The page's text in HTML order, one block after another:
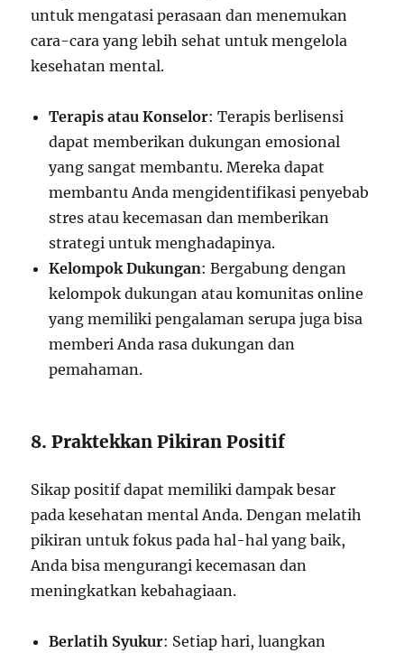
untuk mengatasi perasaan dan menemukan
cara-cara yang lebih sehat untuk mengelola
kesehatan mental.
Terapis atau Konselor: Terapis berlisensi
dapat memberikan dukungan emosional
yang sangat membantu. Mereka dapat
membantu Anda mengidentifikasi penyebab
stres atau kecemasan dan memberikan
strategi untuk menghadapinya.
Kelompok Dukungan: Bergabung dengan
kelompok dukungan atau komunitas online
yang memiliki pengalaman serupa juga bisa
memberi Anda rasa dukungan dan
pemahaman.
8. Praktekkan Pikiran Positif
Sikap positif dapat memiliki dampak besar
pada kesehatan mental Anda. Dengan melatih
pikiran untuk fokus pada hal-hal yang baik,
Anda bisa mengurangi kecemasan dan
meningkatkan kebahagiaan.
Berlatih Syukur: Setiap hari, luangkan